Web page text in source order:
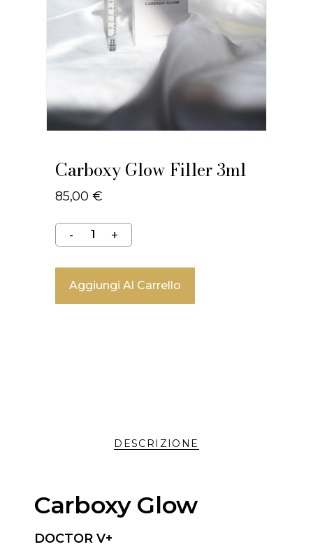
Carboxy Glow Filler 3ml
85,00 €
Aggiungi Al Carrello
DESCRIZIONE
Carboxy Glow
DOCTOR V+